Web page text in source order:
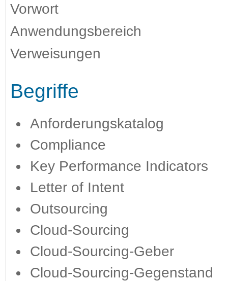
Vorwort
Anwendungsbereich
Verweisungen
Begriffe
Anforderungskatalog
Compliance
Key Performance Indicators
Letter of Intent
Outsourcing
Cloud-Sourcing
Cloud-Sourcing-Geber
Cloud-Sourcing-Gegenstand